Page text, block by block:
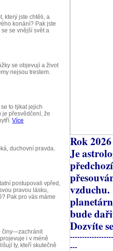
který jste chtěli, a
konání? Pak jste
se vnější svět a
se objevují a život
nejsou trestem.
to týkat jejich
je přesvědčení, že
Více
duchovní pravda.
postupovali vpřed,
pravou lásku,
Pak pro vás máme
činy—zachránit
i v méně
ty, kteří skutečně
Rok
Je
vzduchu.
bude
Dozvíte
---